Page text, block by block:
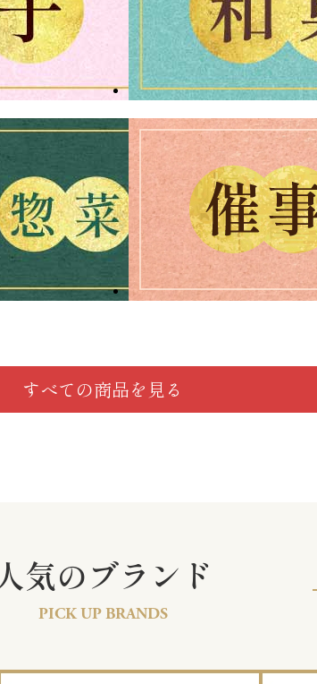
すべての商品を見る
人気のブランド
PICK UP BRANDS